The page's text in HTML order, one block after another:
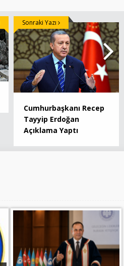
Cumhurbaşkanı Recep
Tayyip Erdoğan
Açıklama Yaptı
Sonraki Yazı